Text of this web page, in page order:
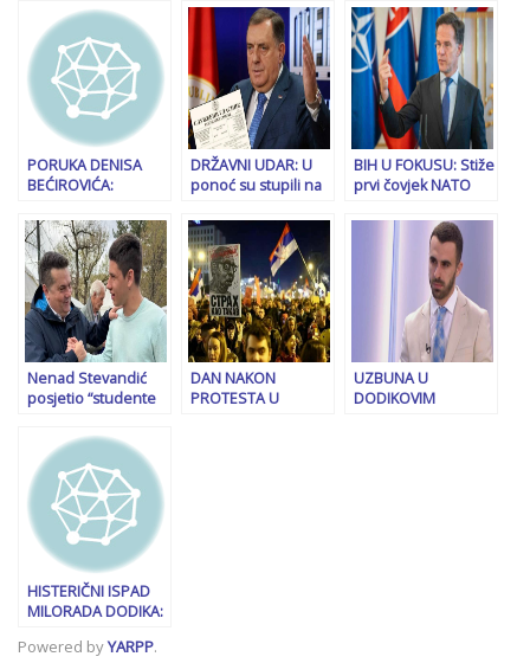
Moramo krenuti u
oslobodilački
proces jer u BiH
nećemo dobro
završiti
poručio studentima
da mogu…
Dodik i SNSD spasili
“svog izvođača
radova Elmedina
Konakovića”
PORUKA DENISA
BEĆIROVIĆA:
opasno igraju s
vatrom, Dodik
svjesno
zloupotrebljava
svoju funkciju”
DRŽAVNI UDAR: U
ponoć su stupili na
zabranjuju rad
državnih institucija u
RS-u!
BIH U FOKUSU: Stiže
prvi čovjek NATO
Nenad Stevandić
posjetio “studente
upoznao se sa
Milošem Pavlovićem
“Ćacijem”
DAN NAKON
PROTESTA U
UZBUNA U
DODIKOVIM
HISTERIČNI ISPAD
MILORADA DODIKA:
da radikalno-
Powered byYARPP.